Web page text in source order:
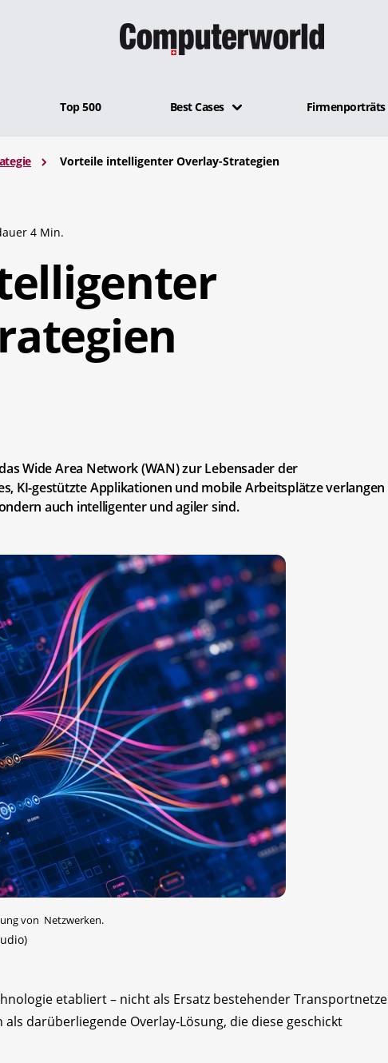
Top 500 Best Cases Firmenporträts
Vorteile intelligenter Overlay-Strategien
4 Min.
Wide Area Network (WAN) zur Lebensader der
KI-gestützte Applikationen und mobile Arbeitsplätze verlangen
auch intelligenter und agiler sind.
von Netzwerken.
etabliert – nicht als Ersatz bestehender Transportnetze
darüberliegende Overlay-Lösung, die diese geschickt